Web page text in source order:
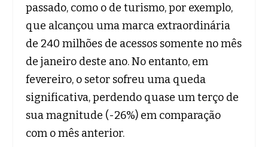
passado, como o de turismo, por exemplo,
que alcançou uma marca extraordinária
de 240 milhões de acessos somente no mês
de janeiro deste ano. No entanto, em
fevereiro, o setor sofreu uma queda
significativa, perdendo quase um terço de
sua magnitude (-26%) em comparação
com o mês anterior.